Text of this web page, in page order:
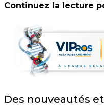
Continuez la lecture
Des nouveautés